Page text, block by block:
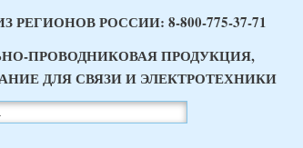
РЕГИОНОВ РОССИИ: 8-800-775-37-71
ПРОВОДНИКОВАЯ ПРОДУКЦИЯ,
ДЛЯ СВЯЗИ И ЭЛЕКТРОТЕХНИКИ